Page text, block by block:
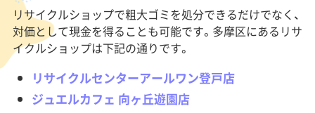
リサイクルショップで粗大ゴミを処分できるだけでなく、
対価として現金を得ることも可能です。多摩区にあるリサ
イクルショップは下記の通りです。
リサイクルセンターアールワン登戸店
ジュエルカフェ 向ヶ丘遊園店